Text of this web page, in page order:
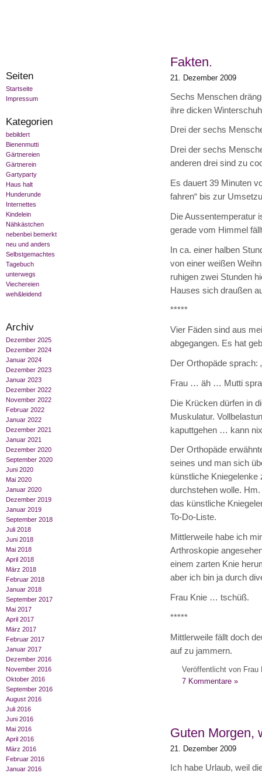
Seiten
Startseite
Impressum
Kategorien
bebildert
Bienenmutti
Gärtnereien
Gärtnerein
Gartyparty
Haus halt
Hunderunde
Internettes
Kindelein
Nähkästchen
nebenbei bemerkt
neu und anders
Selbstgemachtes
Tagebuch
unterwegs
Viechereien
weh&leidend
Archiv
Dezember 2025
Dezember 2024
Januar 2024
Dezember 2023
Januar 2023
Dezember 2022
November 2022
Februar 2022
Januar 2022
Dezember 2021
Januar 2021
Dezember 2020
September 2020
Juni 2020
Mai 2020
Januar 2020
Dezember 2019
Januar 2019
September 2018
Juli 2018
Juni 2018
Mai 2018
April 2018
März 2018
Februar 2018
Januar 2018
September 2017
Mai 2017
April 2017
März 2017
Februar 2017
Januar 2017
Dezember 2016
November 2016
Oktober 2016
September 2016
August 2016
Juli 2016
Juni 2016
Mai 2016
April 2016
März 2016
Februar 2016
Januar 2016
Fakten.
21. Dezember 2009
Sechs Menschen
ihre dicken
Drei der sechs
Drei der sechs
anderen drei sind zu
Es dauert 39 Minuten
fahren“ bis zur
Die Aussentemperatur
gerade vom Himmel
In ca. einer halben
von einer weißen
ruhigen zwei Stunden
Hauses sich draußen
*****
Vier Fäden sind aus
abgegangen. Es hat
Der Orthopäde sprach:
Frau … äh … Mutti
Die Krücken dürfen in
Muskulatur.
kaputtgehen … kann
Der Orthopäde
seines und man sich
künstliche Kniegelenke
durchstehen wolle.
das künstliche
To-Do-Liste.
Mittlerweile habe ich
Arthroskopie
einem zarten Knie
aber ich bin ja durch
Frau Knie … tschüß.
*****
Mittlerweile fällt doch
auf zu jammern.
Veröffentlicht von Frau
7 Kommentare »
Guten Morgen,
21. Dezember 2009
Ich habe Urlaub, weil